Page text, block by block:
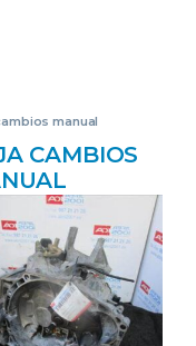
manual
CAMBIOS
407
>) 2.0 HDI
RHR
GRIS-